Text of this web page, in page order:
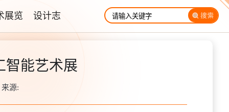
展览 设计志
智能艺术展
源: